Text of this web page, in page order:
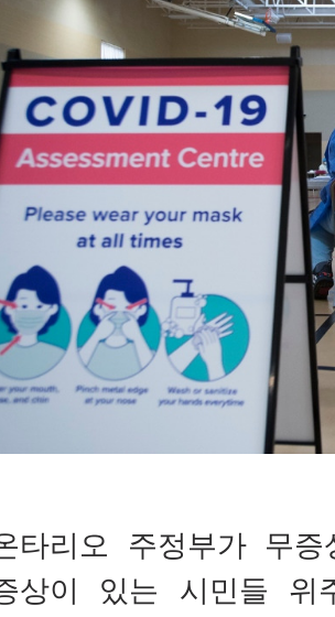
타리오 주정부가 무
상이 있는 시민들 위